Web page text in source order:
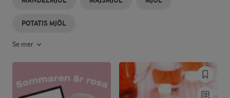
POTATIS MJÖL
Se mer